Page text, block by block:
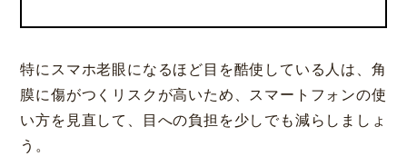
特にスマホ老眼になるほど目を酷使している人は、角
膜に傷がつくリスクが高いため、スマートフォンの使
い方を見直して、目への負担を少しでも減らしましょ
う。